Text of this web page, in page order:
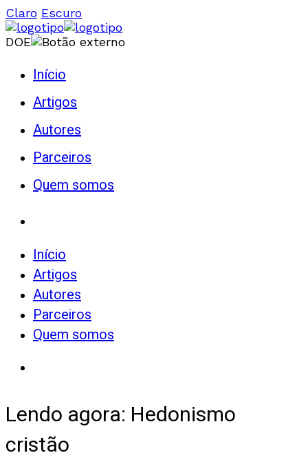
Claro Escuro
DOE
Início
Artigos
Autores
Parceiros
Quem somos
Início
Artigos
Autores
Parceiros
Quem somos
Lendo agora: Hedonismo
cristão